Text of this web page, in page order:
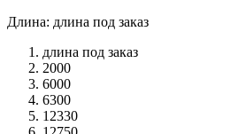
Длина: длина под заказ
длина под заказ
2000
6000
6300
12330